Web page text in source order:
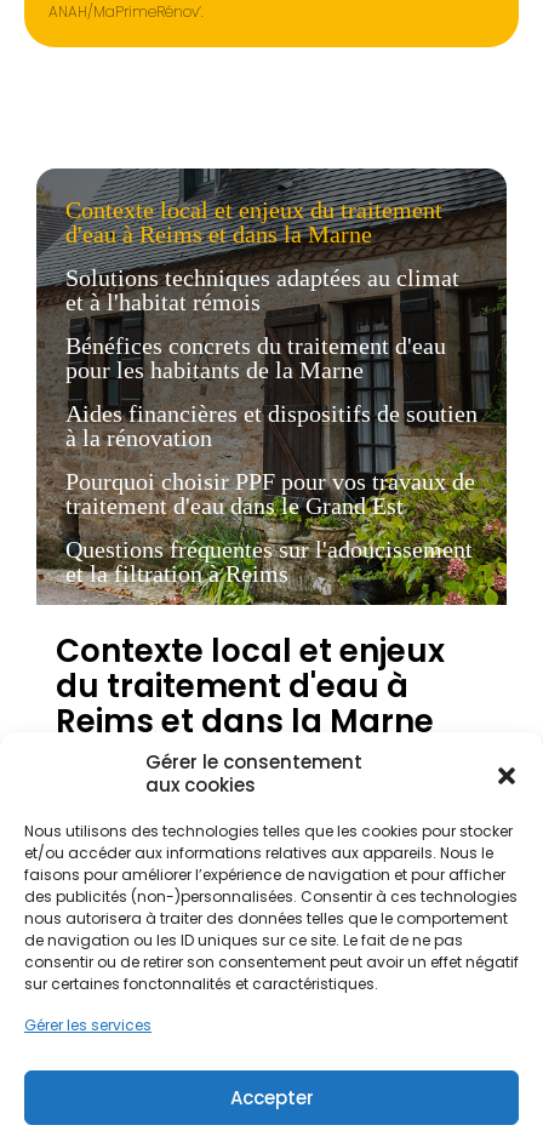
Gérer le consentement
aux cookies
Nous utilisons des technologies telles que les cookies pour stocker
et/ou accéder aux informations relatives aux appareils. Nous le
faisons pour améliorer l’expérience de navigation et pour afficher
des publicités (non-)personnalisées. Consentir à ces technologies
nous autorisera à traiter des données telles que le comportement
de navigation ou les ID uniques sur ce site. Le fait de ne pas
consentir ou de retirer son consentement peut avoir un effet négatif
sur certaines fonctonnalités et caractéristiques.
Gérer les services
Accepter
ANAH/MaPrimeRénov’.
Contexte local et enjeux du traitement
d'eau à Reims et dans la Marne
Solutions techniques adaptées au climat
et à l'habitat rémois
Bénéfices concrets du traitement d'eau
pour les habitants de la Marne
Aides financières et dispositifs de soutien
à la rénovation
Pourquoi choisir PPF pour vos travaux de
traitement d'eau dans le Grand Est
Questions fréquentes sur l'adoucissement
et la filtration à Reims
Contexte local et enjeux
du traitement d'eau à
Reims et dans la Marne
l'ensemble du département de la Marne présente
des caractéristiques spécifiques liées à la géologie
unique de la région. Située au cœur de la
Champagne crayeuse, la nappe phréatique
traverse des sols riches en calcaire avant
d'atteindre les robinets des habitants. Cette
particularité géologique explique pourquoi l'eau
calcium et magnésium, dans des quartiers aussi
individuelles comme pour les gestionnaires de